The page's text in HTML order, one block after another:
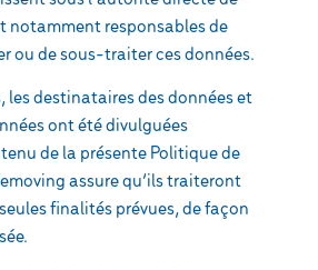
notamment responsables de
ou de sous-traiter ces données.
les destinataires des données et
ont été divulguées
de la présente Politique de
assure qu’ils traiteront
finalités prévues, de façon